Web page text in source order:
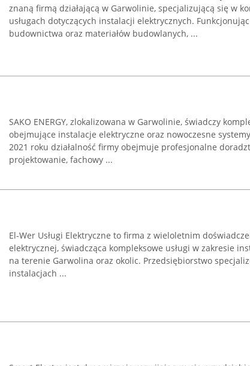
znaną firmą działającą w Garwolinie, specjalizującą się w
usługach dotyczących instalacji elektrycznych.
budownictwa oraz materiałów budowlanych, ...
SAKO ENERGY, zlokalizowana w Garwolinie, świadczy
obejmujące instalacje elektryczne oraz nowoczesne
2021 roku działalność firmy obejmuje profesjonalne
projektowanie, fachowy ...
El-Wer Usługi Elektryczne to firma z wieloletnim
elektrycznej, świadcząca kompleksowe usługi w zakresie
na terenie Garwolina oraz okolic. Przedsiębiorstwo
instalacjach ...